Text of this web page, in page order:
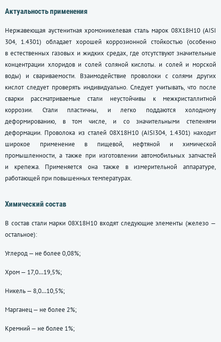
Актуальность применения
Нержавеющая аустенитная хромоникелевая сталь марок 08Х18Н10 (AISI
304, 1.4301) обладает хорошей коррозионной стойкостью (особенно
в естественных газовых и жидких средах, где отсутствуют значительные
концентрации хлоридов и солей соляной кислоты. и солей и морской
воды) и свариваемости. Взаимодействие проволоки с солями других
кислот следует проверять индивидуально. Следует учитывать, что после
сварки рассматриваемые стали неустойчивы к межкристаллитной
коррозии. Стали пластичны, и легко поддаются холодному
деформированию, в том числе, и со значительными степенями
деформации. Проволока из сталей 08Х18Н10 (AISI304, 1.4301) находит
широкое применение в пищевой, нефтяной и химической
промышленности, а также при изготовлении автомобильных запчастей
и крепежа. Применяется она также в измерительной аппаратуре,
работающей при повышенных температурах.
Химический состав
В состав стали марки 08Х18Н10 входят следующие элементы (железо —
остальное):
Углерод — не более 0,08%;
Хром — 17,0…19,5%;
Никель — 8,0…10,5%;
Марганец — не более 2%;
Кремний — не более 1%;